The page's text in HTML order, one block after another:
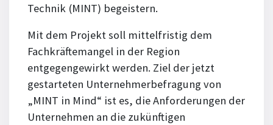
Technik (MINT) begeistern.
Mit dem Projekt soll mittelfristig dem
Fachkräftemangel in der Region
entgegengewirkt werden. Ziel der jetzt
gestarteten Unternehmerbefragung von
„MINT in Mind“ ist es, die Anforderungen der
Unternehmen an die zukünftigen